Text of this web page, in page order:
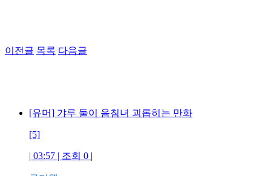
이전글 목록 다음글
[유머] 갸루 둘이 음침녀 괴롭히는 만화
[5]
| 03:57 | 조회 0 |